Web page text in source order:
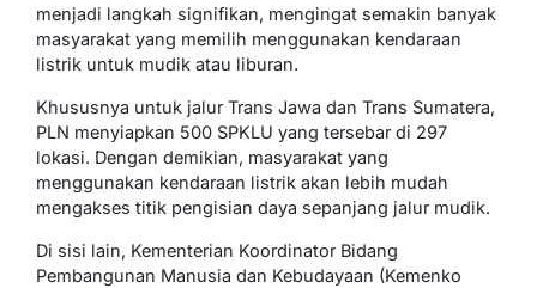
menjadi langkah signifikan, mengingat semakin banyak
masyarakat yang memilih menggunakan kendaraan
listrik untuk mudik atau liburan.
Khususnya untuk jalur Trans Jawa dan Trans Sumatera,
PLN menyiapkan 500 SPKLU yang tersebar di 297
lokasi. Dengan demikian, masyarakat yang
menggunakan kendaraan listrik akan lebih mudah
mengakses titik pengisian daya sepanjang jalur mudik.
Di sisi lain, Kementerian Koordinator Bidang
Pembangunan Manusia dan Kebudayaan (Kemenko